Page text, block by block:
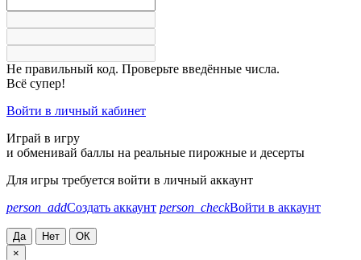
Не правильный код. Проверьте введённые числа.
Всё супер!
Войти в личный кабинет
Играй в игру
и обменивай баллы на реальные пирожные и десерты
Для игры требуется войти в личный аккаунт
person_addСоздать аккаунт person_checkВойти в аккаунт
Да Нет
ОК
×